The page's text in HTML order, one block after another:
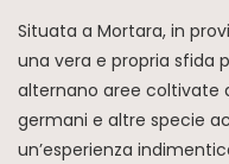
Situata a Mortara, in
una vera e propria sfida
alternano aree coltivate
germani e altre specie
un’esperienza